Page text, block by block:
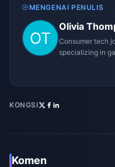
MENGENAI PENULIS
Olivia
Consumer tech
specializing in
KONGSI
Komen